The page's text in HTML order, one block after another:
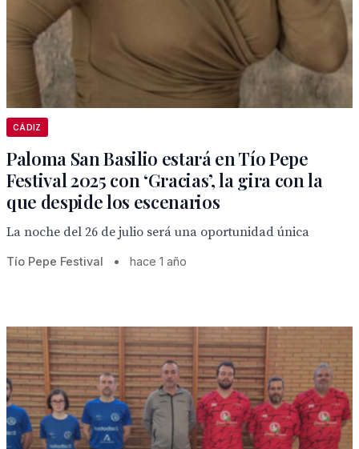
CÁDIZ
Paloma San Basilio estará en Tío Pepe
Festival 2025 con ‘Gracias’, la gira con la
que despide los escenarios
La noche del 26 de julio será una oportunidad única
Tío Pepe Festival • hace 1 año